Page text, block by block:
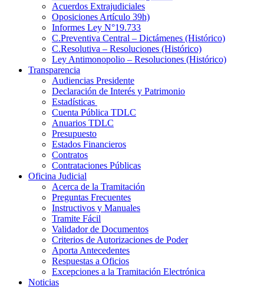
Acuerdos Extrajudiciales
Oposiciones Artículo 39h)
Informes Ley N°19.733
C.Preventiva Central – Dictámenes (Histórico)
C.Resolutiva – Resoluciones (Histórico)
Ley Antimonopolio – Resoluciones (Histórico)
Transparencia
Audiencias Presidente
Declaración de Interés y Patrimonio
Estadísticas
Cuenta Pública TDLC
Anuarios TDLC
Presupuesto
Estados Financieros
Contratos
Contrataciones Públicas
Oficina Judicial
Acerca de la Tramitación
Preguntas Frecuentes
Instructivos y Manuales
Tramite Fácil
Validador de Documentos
Criterios de Autorizaciones de Poder
Aporta Antecedentes
Respuestas a Oficios
Excepciones a la Tramitación Electrónica
Noticias